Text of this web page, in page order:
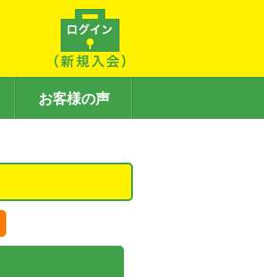
お客様の声